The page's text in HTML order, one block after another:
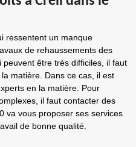
ressentent un manque
de rehaussements des
être très difficiles, il faut
matière. Dans ce cas, il est
en la matière. Pour
il faut contacter des
va vous proposer ses services
de bonne qualité.